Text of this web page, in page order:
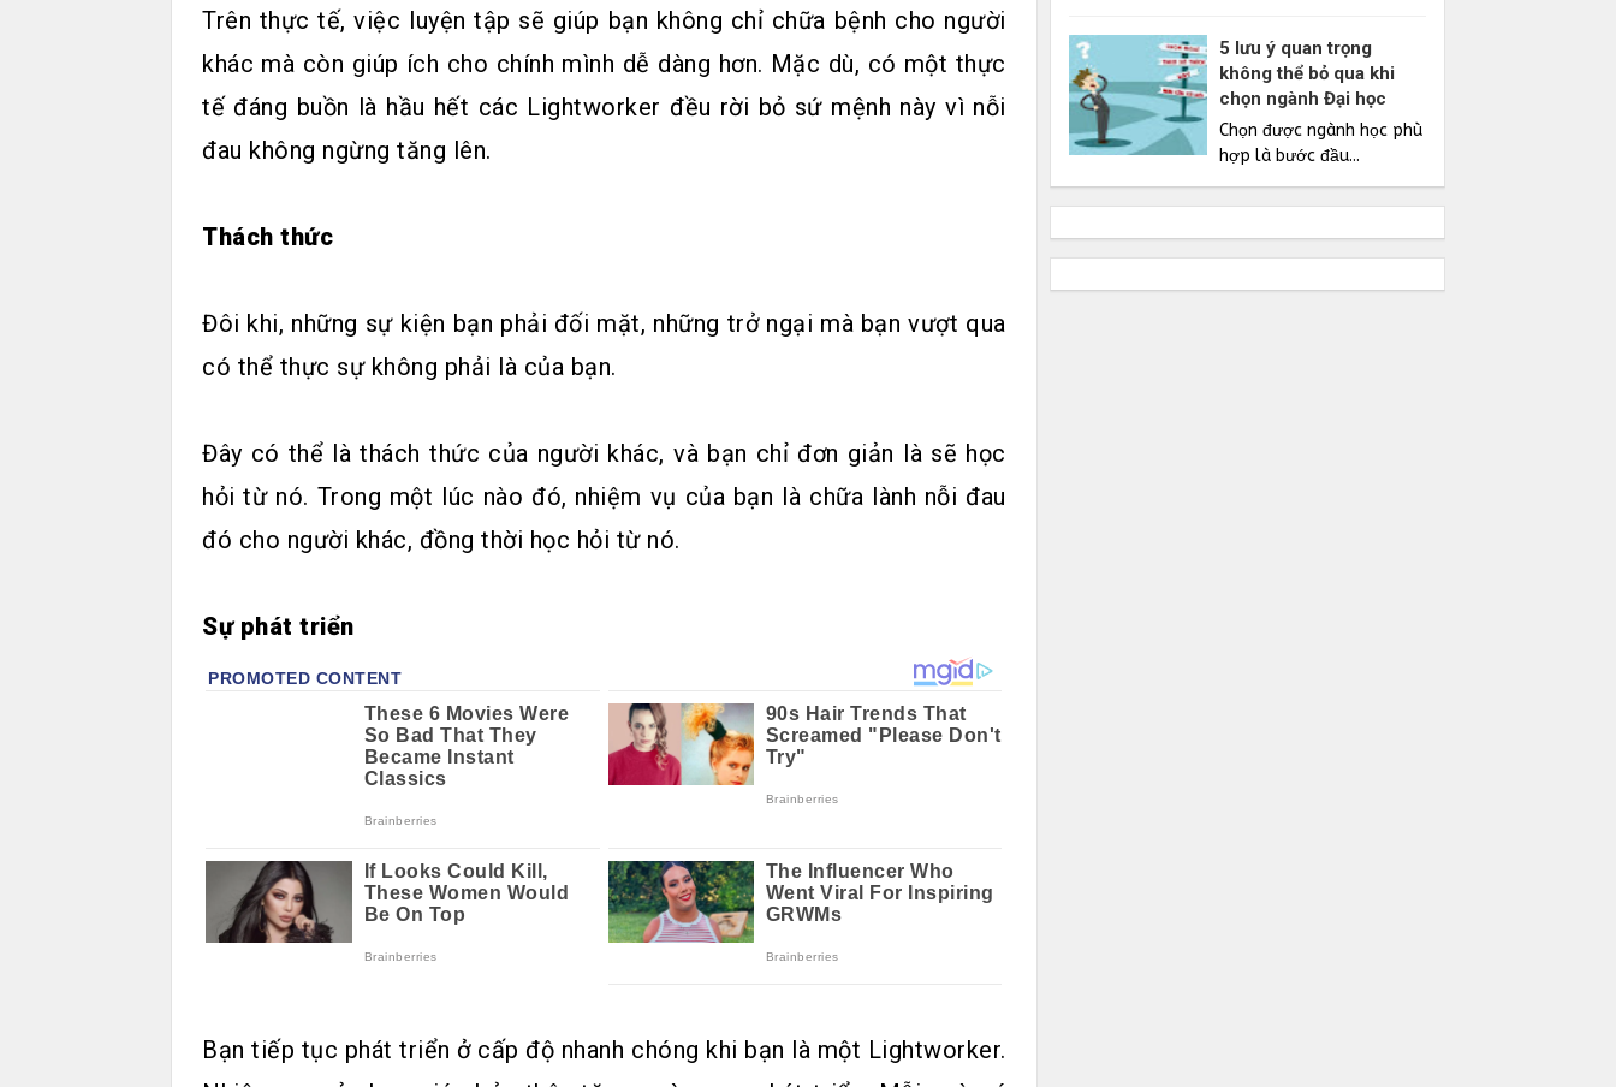
Trên thực tế, việc luyện tập sẽ giúp bạn không chỉ chữa bệnh cho người
khác mà còn giúp ích cho chính mình dễ dàng hơn. Mặc dù, có một thực
tế đáng buồn là hầu hết các Lightworker đều rời bỏ sứ mệnh này vì nỗi
đau không ngừng tăng lên.
Thách thức
Đôi khi, những sự kiện bạn phải đối mặt, những trở ngại mà bạn vượt qua
có thể thực sự không phải là của bạn.
Đây có thể là thách thức của người khác, và bạn chỉ đơn giản là sẽ học
hỏi từ nó. Trong một lúc nào đó, nhiệm vụ của bạn là chữa lành nỗi đau
đó cho người khác, đồng thời học hỏi từ nó.
Sự phát triển
Bạn tiếp tục phát triển ở cấp độ nhanh chóng khi bạn là một Lightworker.
5 lưu ý quan trọng
không thể bỏ qua khi
chọn ngành Đại học
Chọn được ngành học phù
hợp là bước đầu...